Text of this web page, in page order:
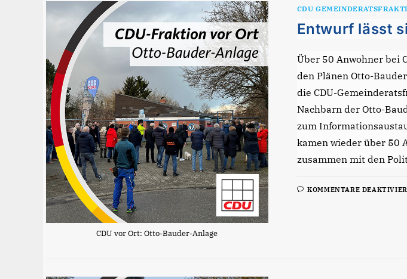
CDU vor Ort: Otto-Bauder-Anlage
CDU
Entwurf lässt
Über 50 Anwohner bei
den Plänen Otto-
die CDU-
Nachbarn der Otto-
zum
kamen wieder über 50
zusammen mit den
KOMMENTARE